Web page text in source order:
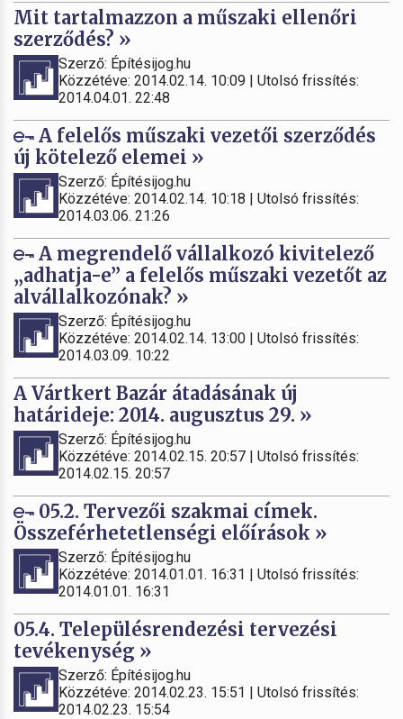
Mit tartalmazzon a műszaki ellenőri
szerződés? »
Szerző: Építésijog.hu
Közzétéve: 2014.02.14. 10:09 | Utolsó frissítés:
2014.04.01. 22:48
A felelős műszaki vezetői szerződés
új kötelező elemei »
Szerző: Építésijog.hu
Közzétéve: 2014.02.14. 10:18 | Utolsó frissítés:
2014.03.06. 21:26
A megrendelő vállalkozó kivitelező
„adhatja-e” a felelős műszaki vezetőt az
alvállalkozónak? »
Szerző: Építésijog.hu
Közzétéve: 2014.02.14. 13:00 | Utolsó frissítés:
2014.03.09. 10:22
A Vártkert Bazár átadásának új
határideje: 2014. augusztus 29. »
Szerző: Építésijog.hu
Közzétéve: 2014.02.15. 20:57 | Utolsó frissítés:
2014.02.15. 20:57
05.2. Tervezői szakmai címek.
Összeférhetetlenségi előírások »
Szerző: Építésijog.hu
Közzétéve: 2014.01.01. 16:31 | Utolsó frissítés:
2014.01.01. 16:31
05.4. Településrendezési tervezési
tevékenység »
Szerző: Építésijog.hu
Közzétéve: 2014.02.23. 15:51 | Utolsó frissítés:
2014.02.23. 15:54